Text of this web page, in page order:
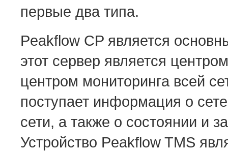
первые два типа.
Peakflow CP является
этот сервер является
центром мониторинга всей
поступает информация о
сети, а также о состоянии и
Устройство Peakflow TMS